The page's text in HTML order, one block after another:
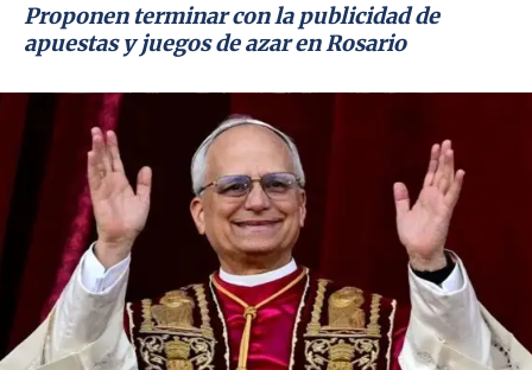
Proponen terminar con la publicidad de
apuestas y juegos de azar en Rosario